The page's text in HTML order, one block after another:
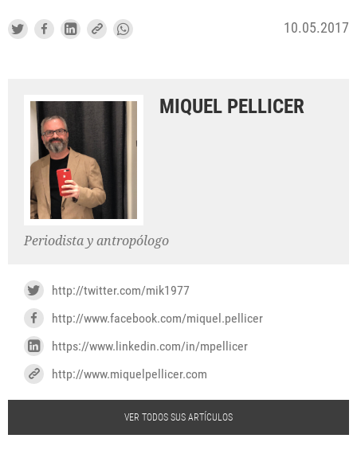
10.05.2017
MIQUEL PELLICER
Periodista y antropólogo
http://twitter.com/mik1977
http://www.facebook.com/miquel.pellicer
https://www.linkedin.com/in/mpellicer
http://www.miquelpellicer.com
VER TODOS SUS ARTÍCULOS